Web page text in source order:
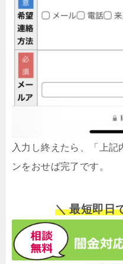
入力し終えたら、「上記
ンをおせば完了です。
＼ 最短即日